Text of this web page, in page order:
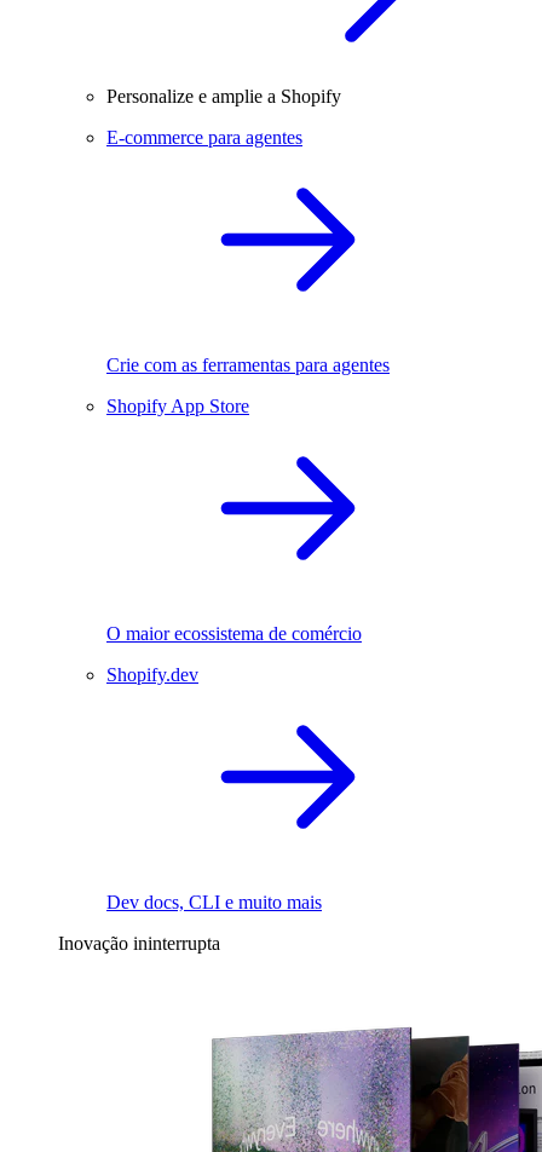
Personalize e amplie a Shopify
E-commerce para agentes
Crie com as ferramentas para agentes
Shopify App Store
O maior ecossistema de comércio
Shopify.dev
Dev docs, CLI e muito mais
Inovação ininterrupta